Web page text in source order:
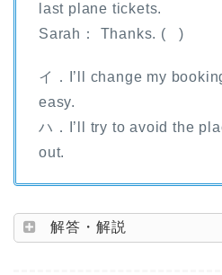
last plane tickets.
Sarah： Thanks. ( )
イ．I’ll change my
easy.
ハ．I’ll try to avoid the
out.
解答・解説